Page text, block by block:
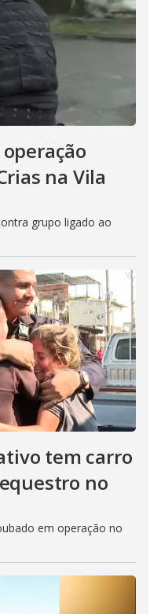
na Vila
grupo ligado ao
tem carro
no
em operação no